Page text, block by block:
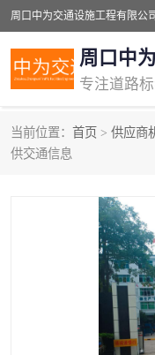
周口中
当前位置： 首页 > 供应商
供交通信息
交通道路标线
道路标线划线